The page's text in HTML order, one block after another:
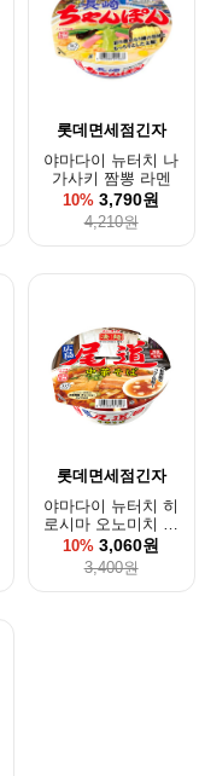
롯데면세점긴자
야마다이 뉴터치 나
가사키 짬뽕 라멘
10% 3,790원
4,210원
롯데면세점긴자
야마다이 뉴터치 히
로시마 오노미치 중
화소바 라멘 컵라면
10% 3,060원
3,400원